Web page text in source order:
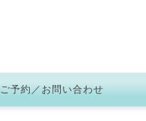
ご予約／お問い合わせ